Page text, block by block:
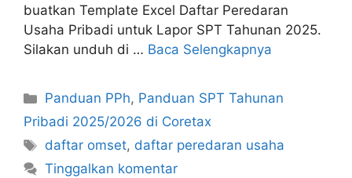
buatkan Template Excel Daftar Peredaran
Usaha Pribadi untuk Lapor SPT Tahunan 2025.
Silakan unduh di … Baca Selengkapnya
Kategori
Panduan PPh, Panduan SPT Tahunan
Pribadi 2025/2026 di Coretax
Tag
daftar omset, daftar peredaran usaha
Tinggalkan komentar